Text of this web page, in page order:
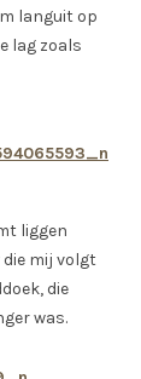
languit op
lag zoals
liggen
die mij volgt
die
was.